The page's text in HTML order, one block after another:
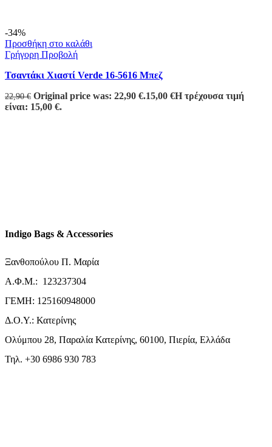
-34%
Προσθήκη στο καλάθι
Γρήγορη Προβολή
Τσαντάκι Χιαστί Verde 16-5616 Μπεζ
22,90€ Original price was: 22,90 €.15,00 €Η τρέχουσα τιμή
είναι: 15,00 €.
Indigo Bags & Accessories
Ξανθοπούλου Π. Μαρία
Α.Φ.Μ.: 123237304
ΓΕΜΗ: 125160948000
Δ.Ο.Υ.: Κατερίνης
Ολύμπου 28, Παραλία Κατερίνης, 60100, Πιερία, Ελλάδα
Τηλ. +30 6986 930 783